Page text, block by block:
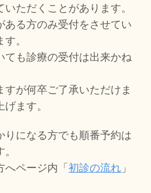
ただくことがあります。
ある方のみ受付をさせてい
。
ても診療の受付は出来かね
すが何卒ご了承いただけま
ます。
りになる方でも順番予約は
へページ内「初診の流れ 」